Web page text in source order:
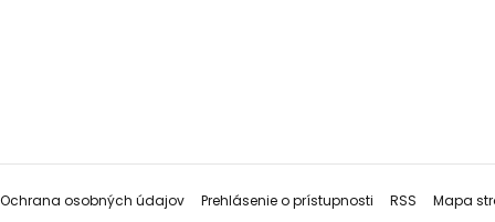
Ochrana osobných údajov Prehlásenie o prístupnosti RSS Mapa